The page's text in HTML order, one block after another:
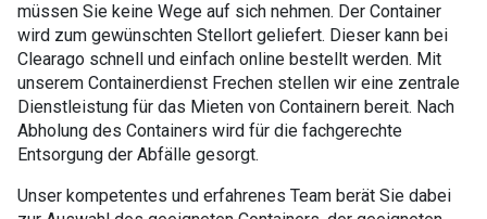
müssen Sie keine Wege auf sich nehmen. Der Container
wird zum gewünschten Stellort geliefert. Dieser kann bei
Clearago schnell und einfach online bestellt werden. Mit
unserem Containerdienst Frechen stellen wir eine zentrale
Dienstleistung für das Mieten von Containern bereit. Nach
Abholung des Containers wird für die fachgerechte
Entsorgung der Abfälle gesorgt.
Unser kompetentes und erfahrenes Team berät Sie dabei